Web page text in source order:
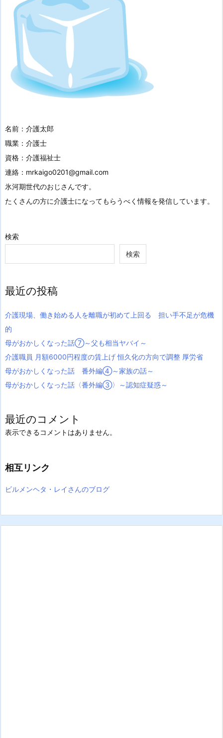
名前：介護太郎
職業：介護士
資格：介護福祉士
連絡：mrkaigo0201@gmail.com
氷河期世代のおじさんです。
たくさんの方に介護士になってもらうべく情報を発信しています。
検索
検索
最近の投稿
介護現場、働き始める人を離職が初めて上回る 担い手不足が危機
的
母がおかしくなった話⑦～父も相当ヤバイ～
介護職員 月額6000円程度の賃上げ 恒久化の方向で調整 厚労省
母がおかしくなった話 番外編④～家族の話～
母がおかしくなった話〈番外編③〉～認知症疑惑～
最近のコメント
表示できるコメントはありません。
相互リンク
ビルメンヘタ・レイさんのブログ